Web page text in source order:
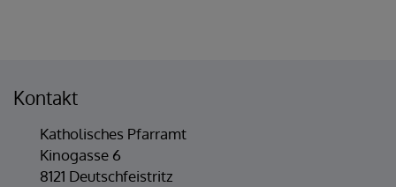
Kontakt
Katholisches Pfarramt
Kinogasse 6
8121 Deutschfeistritz